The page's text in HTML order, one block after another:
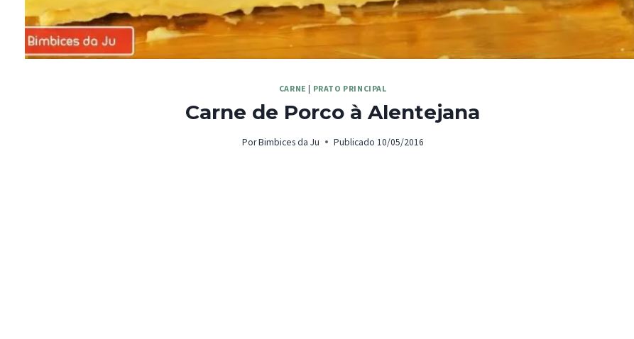
CARNE | PRATO PRINCIPAL
Carne de Porco à Alentejana
Por Bimbices da Ju Publicado 10/05/2016